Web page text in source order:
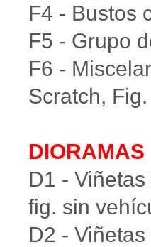
F4 - Bustos
F5 - Grupo
F6 -
Scratch,
DIORAMAS
D1 -
fig. sin
D2 -